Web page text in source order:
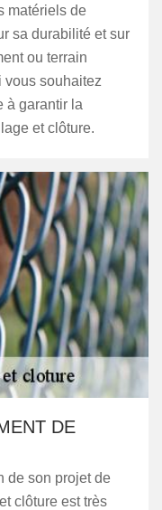
matériels de
sa durabilité et sur
ou terrain
vous souhaitez
à garantir la
et clôture.
DE
de son projet de
clôture est très